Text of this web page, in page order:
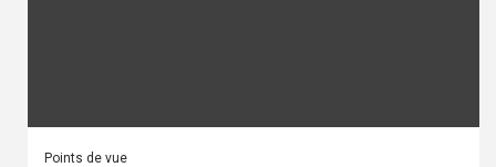
Points de vue